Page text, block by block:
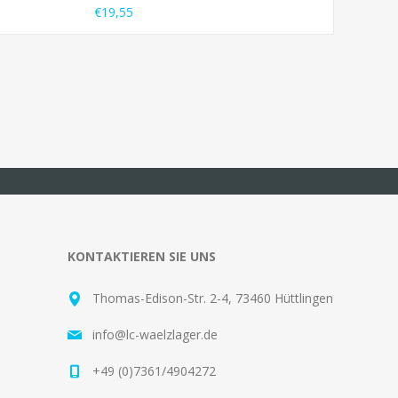
€19,55
KONTAKTIEREN SIE UNS
Thomas-Edison-Str. 2-4, 73460 Hüttlingen
info@lc-waelzlager.de
+49 (0)7361/4904272